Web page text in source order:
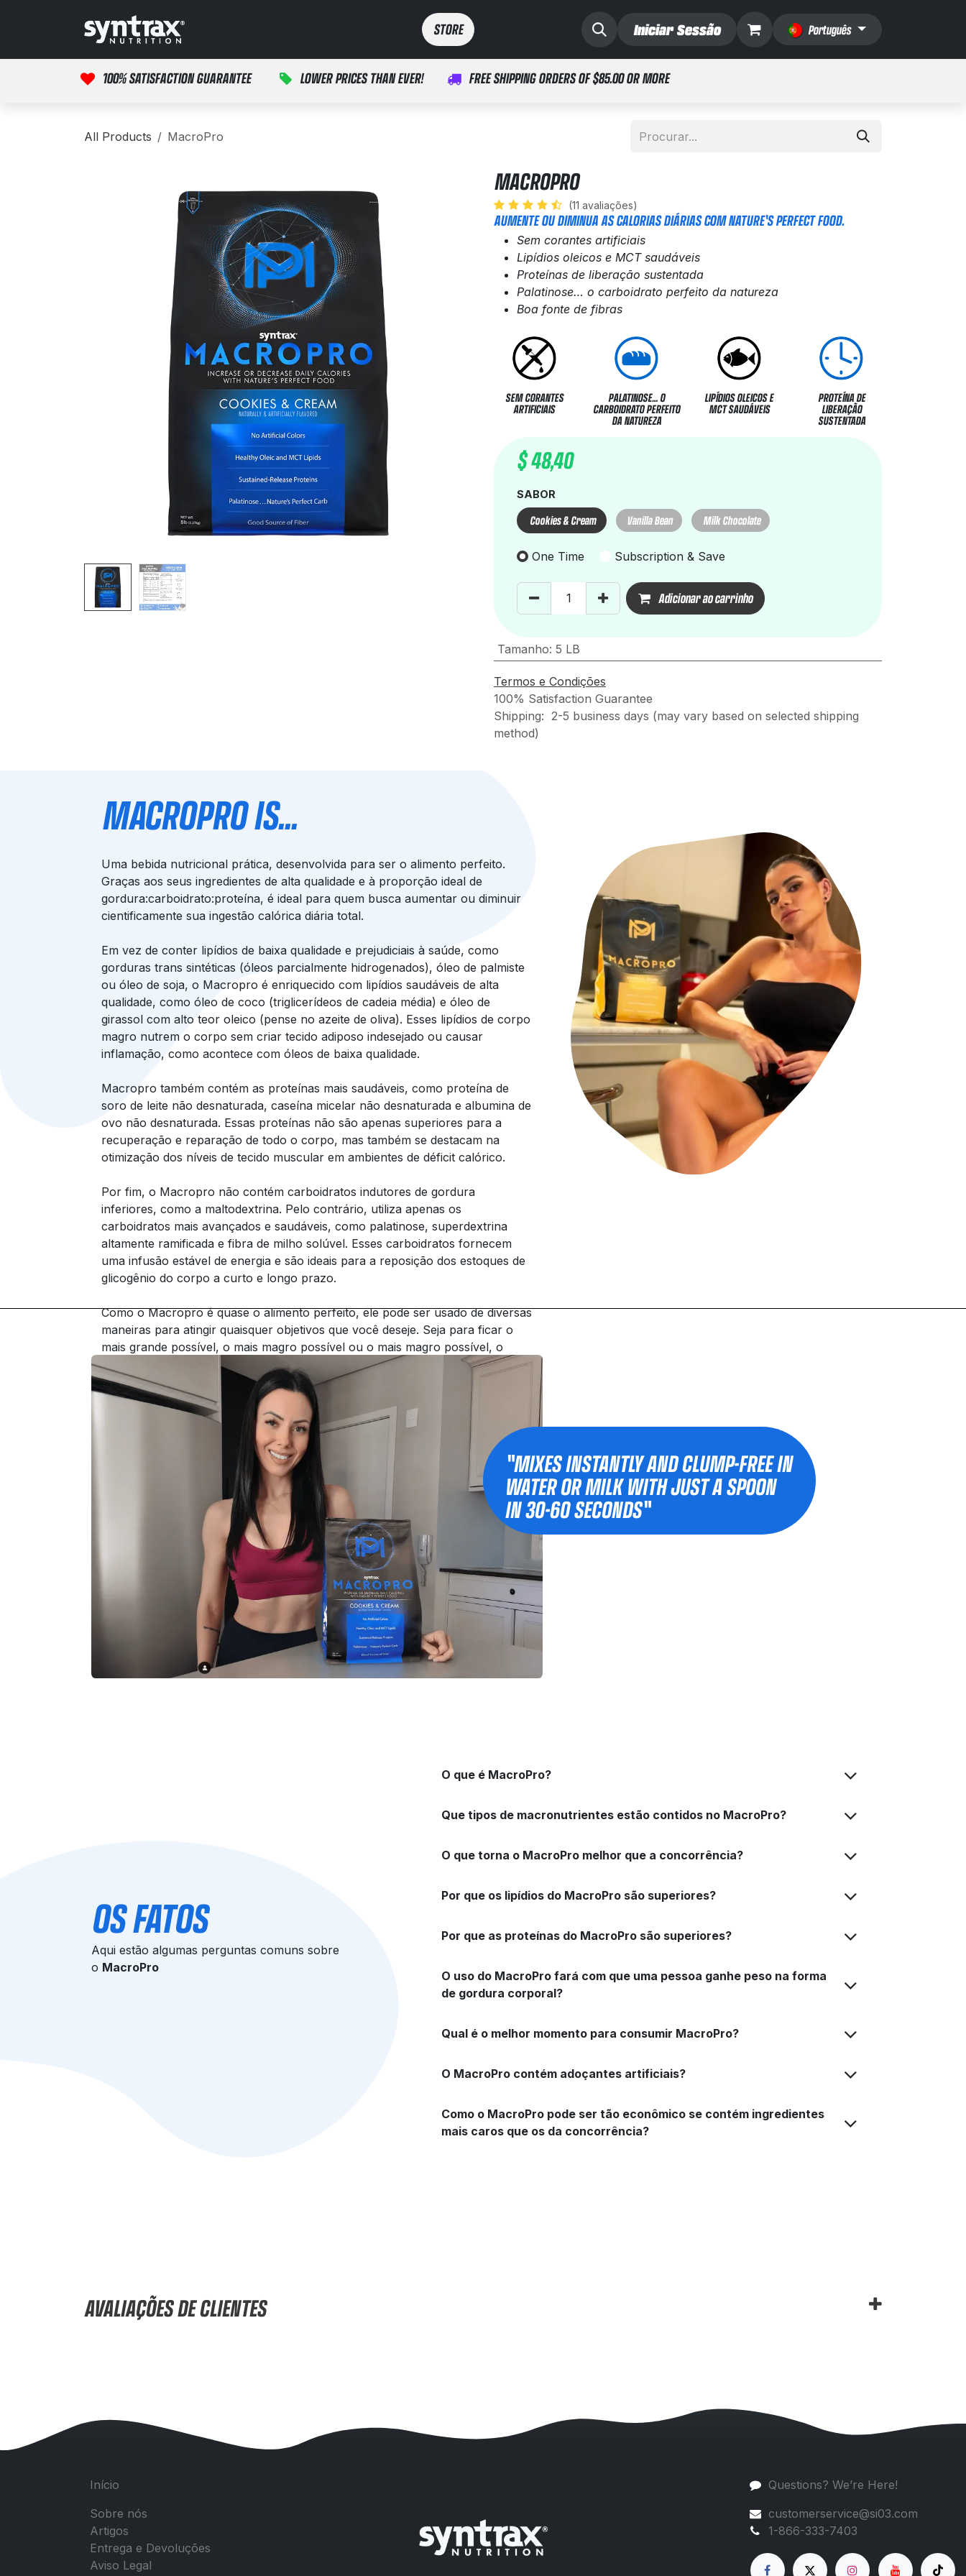
STORE​​ Iniciar Sessão Português
100% SATISFACTION GUARANTEE LOWER PRICES THAN EVER! FREE SHIPPING ORDERS OF $85.00 OR MORE
All Products MacroPro
MACROPRO
(11 avaliações)
AUMENTE OU DIMINUA AS CALORIAS DIÁRIAS COM NATURE'S PERFECT FOOD.
Sem corantes artificiais
Lipídios oleicos e MCT saudáveis
Proteínas de liberação sustentada
Palatinose… o carboidrato perfeito da natureza
Boa fonte de fibras
SEM CORANTES
ARTIFICIAIS
PALATINOSE… O
CARBOIDRATO PERFEITO
DA NATUREZA
LIPÍDIOS OLEICOS E
MCT SAUDÁVEIS
PROTEÍNA DE
LIBERAÇÃO
SUSTENTADA
$48,40
SABOR
Cookies & Cream Vanilla Bean Milk Chocolate
One Time Subscription & Save
Adicionar ao carrinho
Tamanho: 5 LB
Termos e Condições
100% Satisfaction Guarantee
Shipping: 2-5 business days (may vary based on selected shipping
method)
MACROPRO IS...
Uma bebida nutricional prática, desenvolvida para ser o alimento perfeito.
Graças aos seus ingredientes de alta qualidade e à proporção ideal de
gordura:carboidrato:proteína, é ideal para quem busca aumentar ou diminuir
cientificamente sua ingestão calórica diária total.
Em vez de conter lipídios de baixa qualidade e prejudiciais à saúde, como
gorduras trans sintéticas (óleos parcialmente hidrogenados), óleo de palmiste
ou óleo de soja, o Macropro é enriquecido com lipídios saudáveis de alta
qualidade, como óleo de coco (triglicerídeos de cadeia média) e óleo de
girassol com alto teor oleico (pense no azeite de oliva). Esses lipídios de corpo
magro nutrem o corpo sem criar tecido adiposo indesejado ou causar
inflamação, como acontece com óleos de baixa qualidade.
Macropro também contém as proteínas mais saudáveis, como proteína de
soro de leite não desnaturada, caseína micelar não desnaturada e albumina de
ovo não desnaturada. Essas proteínas não são apenas superiores para a
recuperação e reparação de todo o corpo, mas também se destacam na
otimização dos níveis de tecido muscular em ambientes de déficit calórico.
Por fim, o Macropro não contém carboidratos indutores de gordura
inferiores, como a maltodextrina. Pelo contrário, utiliza apenas os
carboidratos mais avançados e saudáveis, como palatinose, superdextrina
altamente ramificada e fibra de milho solúvel. Esses carboidratos fornecem
uma infusão estável de energia e são ideais para a reposição dos estoques de
glicogênio do corpo a curto e longo prazo.
Como o Macropro é quase o alimento perfeito, ele pode ser usado de diversas
maneiras para atingir quaisquer objetivos que você deseje. Seja para ficar o
mais grande possível, o mais magro possível ou o mais magro possível, o
Macropro é uma maneira deliciosa de ter uma aparência e se sentir melhor.
"MIXES INSTANTLY AND CLUMP-FREE IN
WATER OR MILK WITH JUST A SPOON
IN 30-60 SECONDS"
O que é MacroPro?
Que tipos de macronutrientes estão contidos no MacroPro?
O que torna o MacroPro melhor que a concorrência?
Por que os lipídios do MacroPro são superiores?
Por que as proteínas do MacroPro são superiores?
O uso do MacroPro fará com que uma pessoa ganhe peso na forma
de gordura corporal?
Qual é o melhor momento para consumir MacroPro?
O MacroPro contém adoçantes artificiais?
Como o MacroPro pode ser tão econômico se contém ingredientes
mais caros que os da concorrência?
OS FATOS
Aqui estão algumas perguntas comuns sobre
o MacroPro
AVALIAÇÕES DE CLIENTES
Questions? We’re Here!
customerservice@si03.com
1-866-333-7403
Início
Sobre nós
Artigos
Entrega e Devoluções
Aviso Legal